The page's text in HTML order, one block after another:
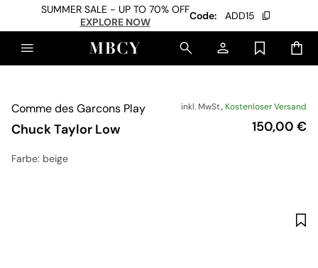
SUMMER SALE - UP TO 70% OFF
EXPLORE NOW
Code: ADD15
Comme des Garcons Play
Chuck Taylor Low
inkl. MwSt., Kostenloser Versand
Preis
150,00 €
Farbe: beige